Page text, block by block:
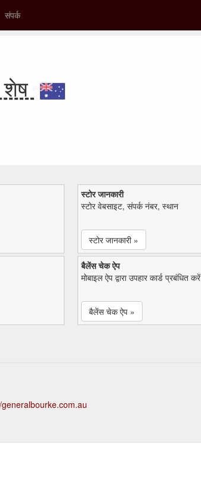
संपर्क
शेष
स्टोर जानकारी
स्टोर वेबसाइट, संपर्क नंबर, स्थान
स्टोर जानकारी »
बैलेंस चेक ऐप
मोबाइल ऐप द्वारा उपहार कार्ड प्रबंधित करें
बैलेंस चेक ऐप »